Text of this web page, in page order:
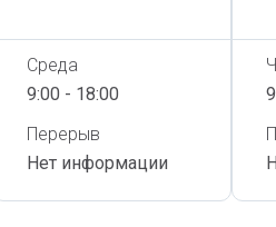
Среда
9:00 - 18:00
Перерыв
Нет информации